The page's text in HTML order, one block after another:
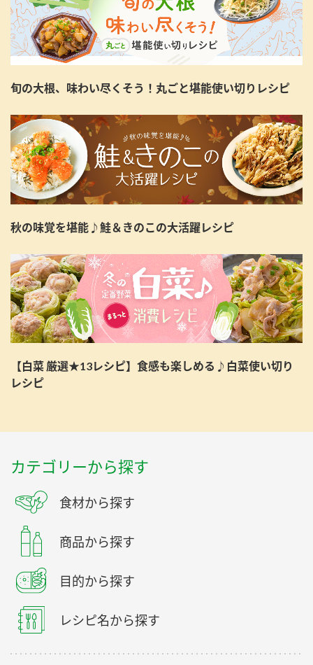
旬の大根、味わい尽くそう！丸ごと堪能使い切りレシピ
秋の味覚を堪能♪鮭＆きのこの大活躍レシピ
【白菜 厳選★13レシピ】食感も楽しめる♪白菜使い切り
レシピ
カテゴリーから探す
食材から探す
商品から探す
目的から探す
レシピ名から探す